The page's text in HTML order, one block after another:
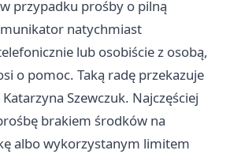
przypadku prośby o pilną
natychmiast
lub osobiście z osobą,
o pomoc. Taką radę przekazuje
Szewczuk. Najczęściej
brakiem środków na
albo wykorzystanym limitem